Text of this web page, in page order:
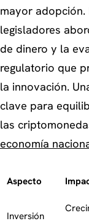
mayor adopción.
legisladores
de dinero y la
regulatorio que
la innovación.
clave para
las
economía
Aspecto
Inversión